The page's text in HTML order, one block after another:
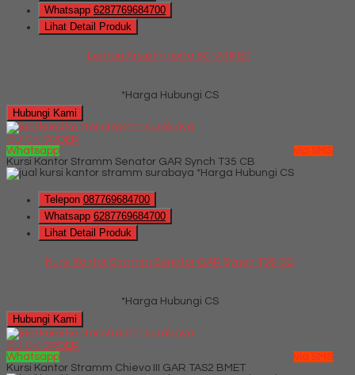
Whatsapp 6287769684700
Lihat Detail Produk
Lemari Arsip Importa SC-A18 BT
*Harga Hubungi CS
Hubungi Kami
QUICK ORDER
Whatsapp
via SMS
Kursi Kantor Stramm Senator GAR Synch T35 CB
*Harga Hubungi CS
Telepon 087769684700
Whatsapp 6287769684700
Lihat Detail Produk
Kursi Kantor Stramm Senator GAR Synch T35 CB
*Harga Hubungi CS
Hubungi Kami
QUICK ORDER
Whatsapp
via SMS
Kursi Kantor Stramm Chievo III GAR TAS2 BMET